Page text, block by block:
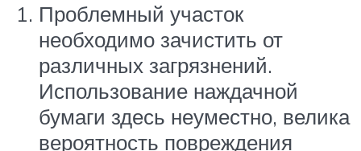
Проблемный участок
необходимо зачистить от
различных загрязнений.
Использование наждачной
бумаги здесь неуместно, велика
вероятность повреждения